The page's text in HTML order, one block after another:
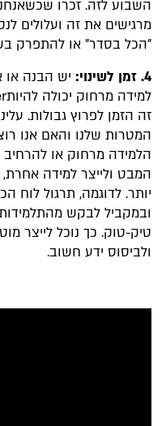
השבוע לזה. זכרו
מרגישים את זה ועלולים
"הכל בסדר" או להתפרק
4. זמן לשינוי:
יש הבנה
זה הזמן לפרוץ גבולות.
המטרות שלנו והאם אנו
הלמידה מרחוק או
המבט ולייצר למידה
יותר. לדוגמה, תרגול לוח
ובמקביל לבקש מהתלמידות
טיק-טוק. כך נוכל לייצר
ולביסוס ידע חשוב.